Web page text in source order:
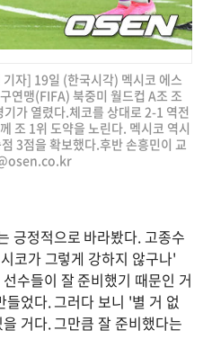
자] 19일 (한국시각) 멕시코 에스
연맹(FIFA) 북중미 월드컵 A조 조
가 열렸다.체코를 상대로 2-1 역전
조 1위 도약을 노린다. 멕시코 역시
3점을 확보했다.후반 손흥민이 교
긍정적으로 바라봤다. 고종수
코가 그렇게 강하지 않구나'
수들이 잘 준비했기 때문인 거
었다. 그러다 보니 '별 거 없
거다. 그만큼 잘 준비했다는